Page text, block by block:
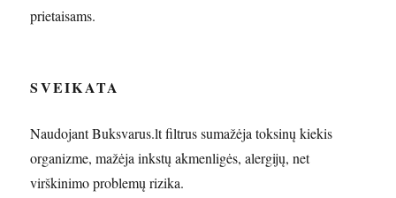
prietaisams.
SVEIKATA
Naudojant Buksvarus.lt filtrus sumažėja toksinų kiekis
organizme, mažėja inkstų akmenligės, alergijų, net
virškinimo problemų rizika.